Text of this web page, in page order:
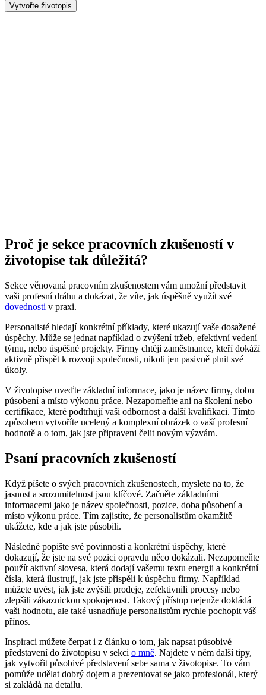
Vytvořte životopis
Proč je sekce pracovních zkušeností v
životopise tak důležitá?
Sekce věnovaná pracovním zkušenostem vám umožní představit
vaši profesní dráhu a dokázat, že víte, jak úspěšně využít své
dovednosti v praxi.
Personalisté hledají konkrétní příklady, které ukazují vaše dosažené
úspěchy. Může se jednat například o zvýšení tržeb, efektivní vedení
týmu, nebo úspěšné projekty. Firmy chtějí zaměstnance, kteří dokáží
aktivně přispět k rozvoji společnosti, nikoli jen pasivně plnit své
úkoly.
V životopise uveďte základní informace, jako je název firmy, dobu
působení a místo výkonu práce. Nezapomeňte ani na školení nebo
certifikace, které podtrhují vaši odbornost a další kvalifikaci. Tímto
způsobem vytvoříte ucelený a komplexní obrázek o vaší profesní
hodnotě a o tom, jak jste připraveni čelit novým výzvám.
Psaní pracovních zkušeností
Když píšete o svých pracovních zkušenostech, myslete na to, že
jasnost a srozumitelnost jsou klíčové. Začněte základními
informacemi jako je název společnosti, pozice, doba působení a
místo výkonu práce. Tím zajistíte, že personalistům okamžitě
ukážete, kde a jak jste působili.
Následně popište své povinnosti a konkrétní úspěchy, které
dokazují, že jste na své pozici opravdu něco dokázali. Nezapomeňte
použít aktivní slovesa, která dodají vašemu textu energii a konkrétní
čísla, která ilustrují, jak jste přispěli k úspěchu firmy. Například
můžete uvést, jak jste zvýšili prodeje, zefektivnili procesy nebo
zlepšili zákaznickou spokojenost. Takový přístup nejenže dokládá
vaši hodnotu, ale také usnadňuje personalistům rychle pochopit váš
přínos.
Inspiraci můžete čerpat i z článku o tom, jak napsat působivé
představení do životopisu v sekci o mně. Najdete v něm další tipy,
jak vytvořit působivé představení sebe sama v životopise. To vám
pomůže udělat dobrý dojem a prezentovat se jako profesionál, který
si zakládá na detailu.